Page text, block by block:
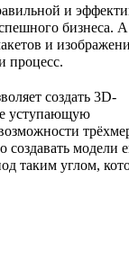
и
бизнеса. А
и
процесс.
создать 3D-
уступающую
создавать модели
таким углом,